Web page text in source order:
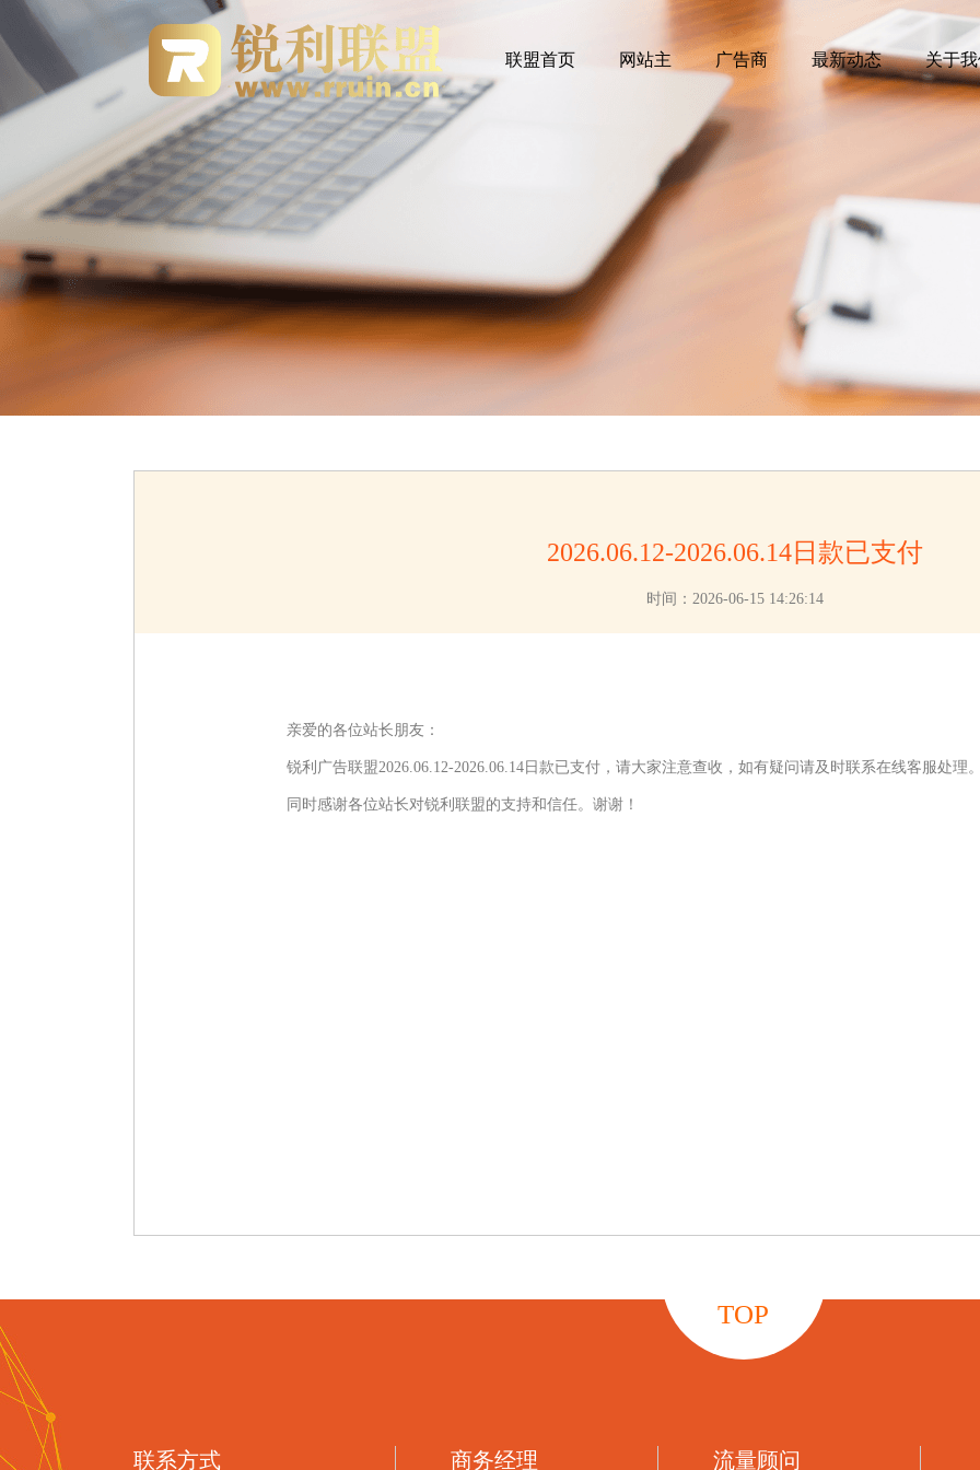
联盟首页 网站主 广告商 最新动态 关于
2026.06.12-2026.06.14日款已支付
时间：2026-06-15 14:26:14
亲爱的各位站长朋友：
锐利广告联盟2026.06.12-2026.06.14日款已支付，请大家注意查收，如有疑问请及时联系在线客服处理
同时感谢各位站长对锐利联盟的支持和信任。谢谢！
TOP
联系方式 商务经理 流量顾问